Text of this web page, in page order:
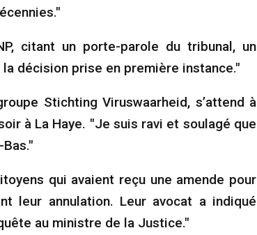
citant un porte-parole du tribunal, un
décision prise en première instance."
Stichting Viruswaarheid, s’attend à
à La Haye. "Je suis ravi et soulagé que
qui avaient reçu une amende pour
leur annulation. Leur avocat a indiqué
au ministre de la Justice."